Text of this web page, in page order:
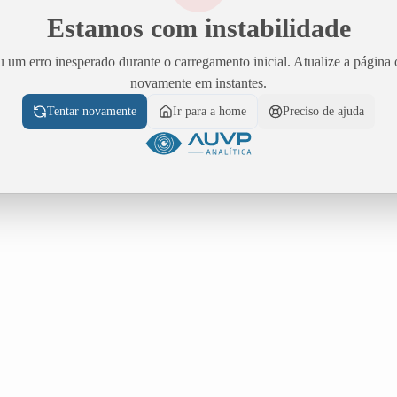
Estamos com instabilidade
um erro inesperado durante o carregamento inicial. Atualize a página
novamente em instantes.
Tentar novamente Ir para a home Preciso de ajuda